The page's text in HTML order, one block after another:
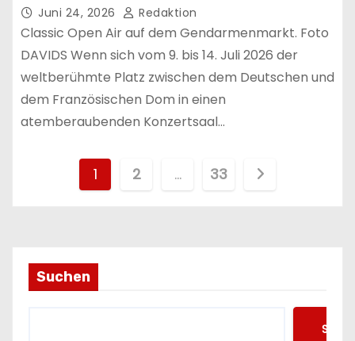
Juni 24, 2026 Redaktion
Classic Open Air auf dem Gendarmenmarkt. Foto
DAVIDS Wenn sich vom 9. bis 14. Juli 2026 der
weltberühmte Platz zwischen dem Deutschen und
dem Französischen Dom in einen
atemberaubenden Konzertsaal…
t
1 2 … 33
Suchen